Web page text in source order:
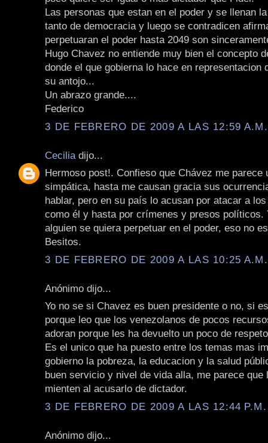
Las personas que estan en el poder y se llenan
tanto de democracia y luego se contradicen
perpetuaran el poder hasta 2049 son
Hugo Chavez no entiende muy bien el concepto
donde el que gobierna lo hace en representacion
su antojo...
Un abrazo grande....
Federico
3 DE FEBRERO DE 2009 A LAS 12:59 A.M.
Cecilia dijo...
Hermoso post!. Confieso que Chávez me parece
simpática, hasta me causan gracia sus
hablar, pero en su país lo acusan por atacar a
como él y hasta por crímenes y presos políticos.
alguien se quiera perpetuar en el poder, eso no
Besitos.
3 DE FEBRERO DE 2009 A LAS 10:25 A.M.
Anónimo dijo...
Yo no se si Chavez es buen presidente o no, si
porque leo que los venezolanos de pocos
adoran porque les ha devuelto un poco de
Es el unico que ha puesto entre los temas mas
gobierno la pobreza, la educacion y la salud
buen servicio y nivel de vida alla, me parece que
mienten al acusarlo de dictador.
3 DE FEBRERO DE 2009 A LAS 12:44 P.M.
Anónimo dijo...